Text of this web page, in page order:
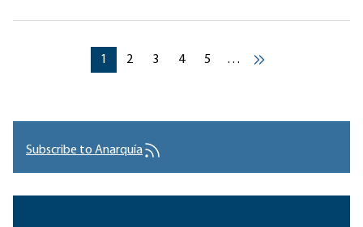
Pagination
Current page
1 Current page
2 Current page
3 Current page
4 Current page
5 …
››
Subscribe to Anarquía